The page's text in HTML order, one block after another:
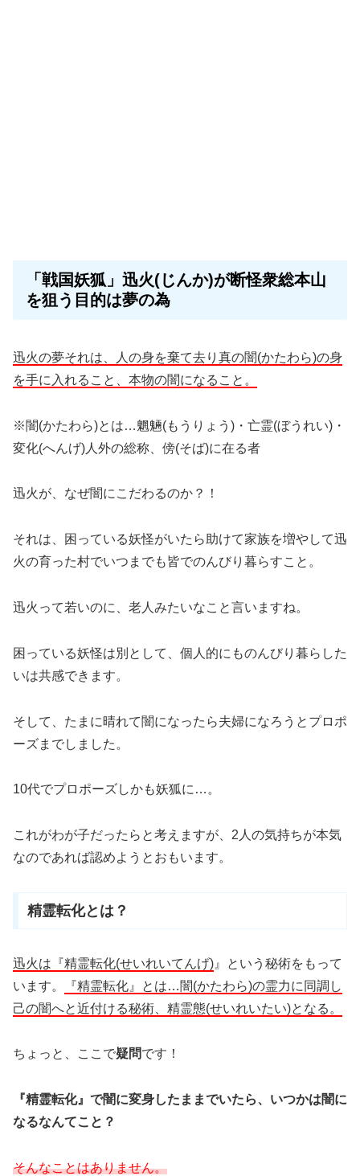
「戦国妖狐」迅火(じんか)が断怪衆総本山
を狙う目的は夢の為
迅火の夢それは、人の身を棄て去り真の闇(かたわら)の身
を手に入れること、本物の闇になること。
※闇(かたわら)とは…魍魎(もうりょう)・亡霊(ぼうれい)・
変化(へんげ)人外の総称、傍(そば)に在る者
迅火が、なぜ闇にこだわるのか？！
それは、困っている妖怪がいたら助けて家族を増やして迅
火の育った村でいつまでも皆でのんびり暮らすこと。
迅火って若いのに、老人みたいなこと言いますね。
困っている妖怪は別として、個人的にものんびり暮らした
いは共感できます。
そして、たまに晴れて闇になったら夫婦になろうとプロポ
ーズまでしました。
10代でプロポーズしかも妖狐に…。
これがわが子だったらと考えますが、2人の気持ちが本気
なのであれば認めようとおもいます。
精霊転化とは？
迅火は『精霊転化(せいれいてんげ) 』
という秘術をもって
います。
『精霊転化』とは…闇(かたわら)の霊力に 同調し
己の闇へと近付ける秘術、精霊態(せいれいたい)となる。
ちょっと、ここで疑問です！
『精霊転化』 で闇に変身したままでいたら、いつかは闇に
なるなんてこと？
そんなことはありません。